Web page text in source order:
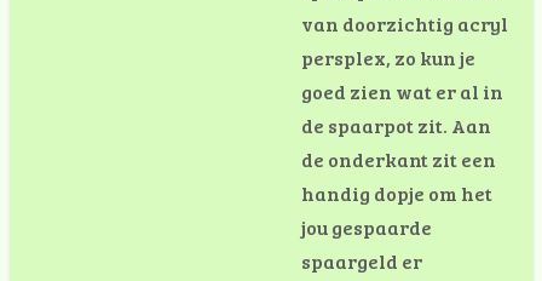
van doorzichtig acryl
persplex, zo kun je
goed zien wat er al in
de spaarpot zit. Aan
de onderkant zit een
handig dopje om het
jou gespaarde
spaargeld er